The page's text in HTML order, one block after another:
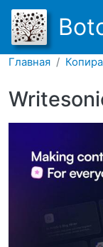
Главная